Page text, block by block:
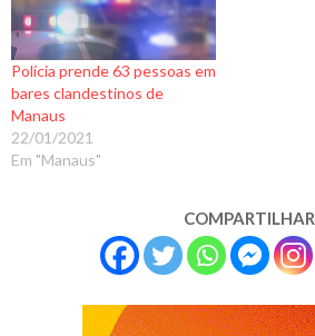
Polícia prende 63 pessoas em
bares clandestinos de
Manaus
22/01/2021
Em "Manaus"
COMPARTILHAR